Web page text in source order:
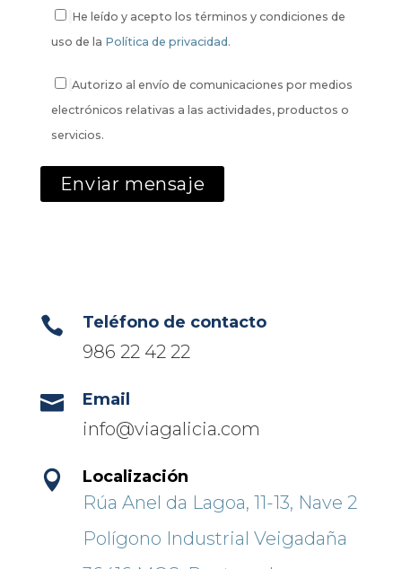
He leído y acepto los términos y condiciones de
uso de la Política de privacidad.
Autorizo al envío de comunicaciones por medios
electrónicos relativas a las actividades, productos o
servicios.
 Teléfono de contacto
986 22 42 22
 Email
info@viagalicia.com
 Localización
Rúa Anel da Lagoa, 11-13, Nave 2
Polígono Industrial Veigadaña